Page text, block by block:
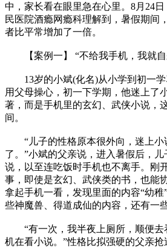
中，家长看在眼里急在心里。8月24
民医院酒瘾网瘾科理解到，暑假期间
者比平常增加了一倍。
【案例一】 “不给我手机，我就自
13岁的小斌(化名)从小学到初一学
用父母操心，初一下学期，他迷上了
著，而是手机里的玄幻、武侠小说，
间。
“儿子的性格原本很外向，迷上小
了。”小斌的父亲说，进入暑假后，
说，以至连吃饭时手机也不离手。刚
事，即使是玄幻、武侠类的书，也能
拿起手机一看，发现里面的内容“幼
些神魔兽、得道成仙的内容，还有一
“有一次，我半夜上厕所，顺便去
机在看小说。”性格比拟强硬的父亲